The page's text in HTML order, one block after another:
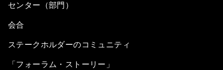
センター（部門）
会合
ステークホルダーのコミュニティ
「フォーラム・ストーリー」